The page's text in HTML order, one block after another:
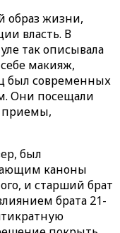
образ жизни,
власть. В
так описывала
макияж,
был современных
Они посещали
приемы,
был
каноны
и старший брат
брата 21-